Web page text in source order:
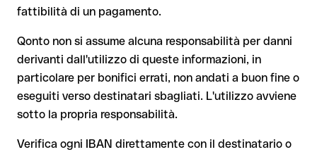
bonifici al di fuori dell'area SEPA.
: chiedi al destinatario di confermare l'IBAN per
iscritto, soprattutto in caso di nuovi rapporti commerciali o
importi elevati. L'esistenza di un conto può essere verificata
esclusivamente da PKO BP (Powszechna Kasa Oszczędności
molto più complesso e comporta commissioni aggiuntive
bonifici SEPA in euro, prima della conferma del pagamento la
tua banca verifica la corrispondenza tra l'IBAN e il nome del
beneficiario. Se i dati non coincidono, ricevi un avviso che ti
consente di individuare l'errore prima di procedere. Questo
controllo non blocca il pagamento, la decisione finale resta
fattibilità di un pagamento.
Qonto non si assume alcuna responsabilità per danni
derivanti dall'utilizzo di queste informazioni, in
particolare per bonifici errati, non andati a buon fine o
eseguiti verso destinatari sbagliati. L'utilizzo avviene
sotto la propria responsabilità.
Verifica ogni IBAN direttamente con il destinatario o